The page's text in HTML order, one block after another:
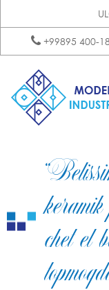
+99895 400-
chet el